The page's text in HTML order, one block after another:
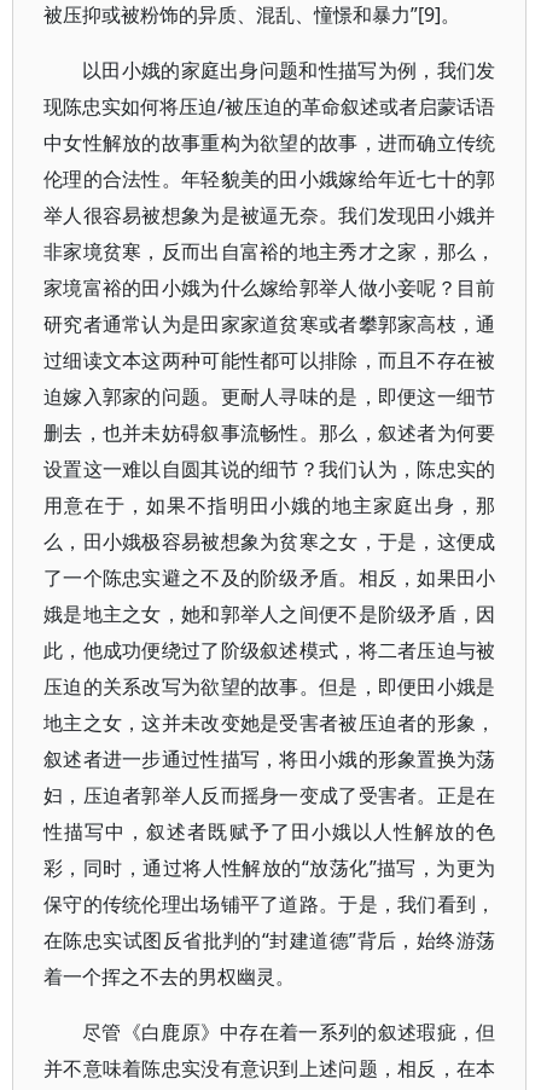
被压抑或被粉饰的异质、混乱、憧憬和暴力”[9]。
以田小娥的家庭出身问题和性描写为例，我们发
现陈忠实如何将压迫/被压迫的革命叙述或者启蒙话语
中女性解放的故事重构为欲望的故事，进而确立传统
伦理的合法性。年轻貌美的田小娥嫁给年近七十的郭
举人很容易被想象为是被逼无奈。我们发现田小娥并
非家境贫寒，反而出自富裕的地主秀才之家，那么，
家境富裕的田小娥为什么嫁给郭举人做小妾呢？目前
研究者通常认为是田家家道贫寒或者攀郭家高枝，通
过细读文本这两种可能性都可以排除，而且不存在被
迫嫁入郭家的问题。更耐人寻味的是，即便这一细节
删去，也并未妨碍叙事流畅性。那么，叙述者为何要
设置这一难以自圆其说的细节？我们认为，陈忠实的
用意在于，如果不指明田小娥的地主家庭出身，那
么，田小娥极容易被想象为贫寒之女，于是，这便成
了一个陈忠实避之不及的阶级矛盾。相反，如果田小
娥是地主之女，她和郭举人之间便不是阶级矛盾，因
此，他成功便绕过了阶级叙述模式，将二者压迫与被
压迫的关系改写为欲望的故事。但是，即便田小娥是
地主之女，这并未改变她是受害者被压迫者的形象，
叙述者进一步通过性描写，将田小娥的形象置换为荡
妇，压迫者郭举人反而摇身一变成了受害者。正是在
性描写中，叙述者既赋予了田小娥以人性解放的色
彩，同时，通过将人性解放的“放荡化”描写，为更为
保守的传统伦理出场铺平了道路。于是，我们看到，
在陈忠实试图反省批判的“封建道德”背后，始终游荡
着一个挥之不去的男权幽灵。
尽管《白鹿原》中存在着一系列的叙述瑕疵，但
并不意味着陈忠实没有意识到上述问题，相反，在本